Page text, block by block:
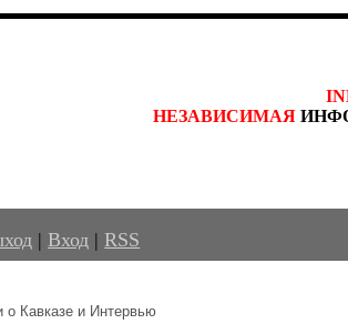
НЕЗАВИСИМАЯ
|Вход |RSS
о Кавказе и Интервью